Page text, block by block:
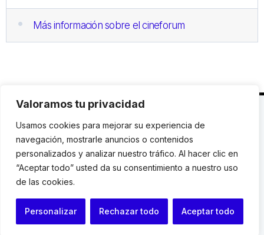
Valoramos tu privacidad
Usamos cookies para mejorar su experiencia de
navegación, mostrarle anuncios o contenidos
personalizados y analizar nuestro tráfico. Al hacer clic en
“Aceptar todo” usted da su consentimiento a nuestro uso
de las cookies.
Personalizar Rechazar todo Aceptar todo
Más información sobre el cineforum
C. Avinyó 44, 2n | 08002 Barcelona |T.: +34 93
119 03 72|institut@idhc.org
© Institut de Drets Humans de Catalunya.
Aviso legal|Cookies|Contacto
Programación web: Space Bits